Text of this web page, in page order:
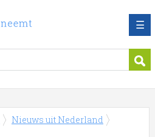
☰
Nieuws uit Nederland